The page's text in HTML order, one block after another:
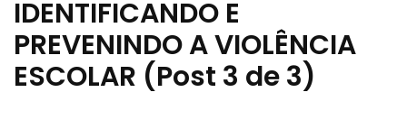
IDENTIFICANDO E
PREVENINDO A VIOLÊNCIA
ESCOLAR (Post 3 de 3)